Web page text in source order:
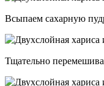
Всыпаем сахарную
Тщательно